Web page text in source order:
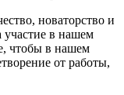
новаторство и
участие в нашем
чтобы в нашем
от работы,